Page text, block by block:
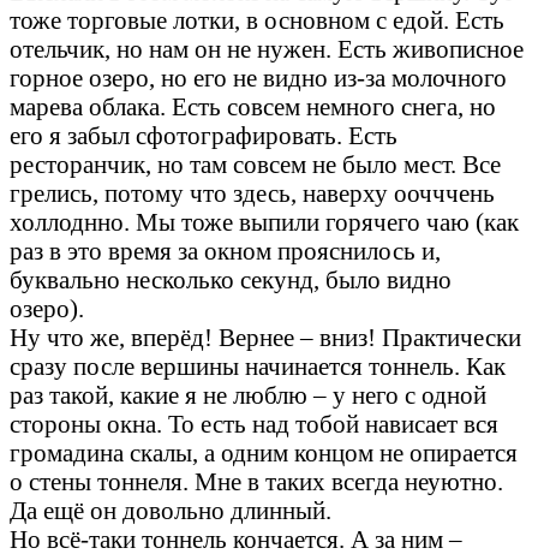
тоже торговые лотки, в основном с едой. Есть
отельчик, но нам он не нужен. Есть живописное
горное озеро, но его не видно из-за молочного
марева облака. Есть совсем немного снега, но
его я забыл сфотографировать. Есть
ресторанчик, но там совсем не было мест. Все
грелись, потому что здесь, наверху оочччень
холлоднно. Мы тоже выпили горячего чаю (как
раз в это время за окном прояснилось и,
буквально несколько секунд, было видно
озеро).
Ну что же, вперёд! Вернее – вниз! Практически
сразу после вершины начинается тоннель. Как
раз такой, какие я не люблю – у него с одной
стороны окна. То есть над тобой нависает вся
громадина скалы, а одним концом не опирается
о стены тоннеля. Мне в таких всегда неуютно.
Да ещё он довольно длинный.
Но всё-таки тоннель кончается. А за ним –